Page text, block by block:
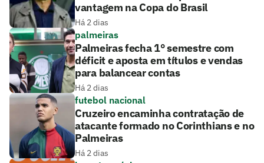
vantagem na Copa do Brasil
Há 2 dias
palmeiras
Palmeiras fecha 1° semestre com
déficit e aposta em títulos e vendas
para balancear contas
Há 2 dias
futebol nacional
Cruzeiro encaminha contratação de
atacante formado no Corinthians e no
Palmeiras
Há 2 dias